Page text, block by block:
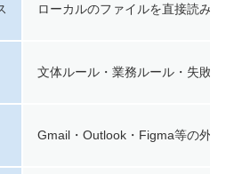
ローカルのファイルを直接読み
文体ルール・業務ルール・失敗
Gmail・Outlook・Figma等の外